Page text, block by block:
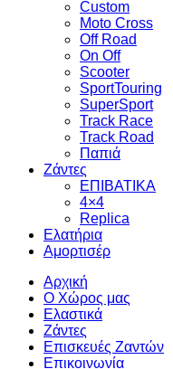
Custom
Moto Cross
Off Road
On Off
Scooter
SportTouring
SuperSport
Track Race
Track Road
Παπιά
Ζάντες
ΕΠΙΒΑΤΙΚΑ
4×4
Replica
Ελατήρια
Αμορτισέρ
Αρχική
Ο Χώρος μας
Ελαστικά
Ζάντες
Επισκευές Ζαντών
Επικοινωνία